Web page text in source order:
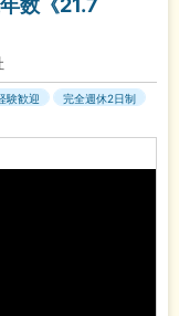
験歓迎 完全週休2日制